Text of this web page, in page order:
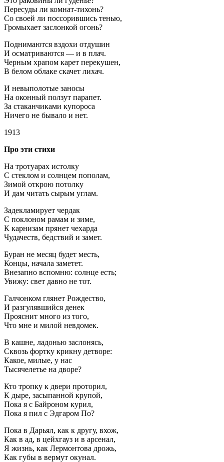
Пересуды ли комнат-тихонь?
Со своей ли поссорившись тенью,
Громыхает заслонкой огонь?
Поднимаются вздохи отдушин
И осматриваются — и в плач.
Черным храпом карет перекушен,
В белом облаке скачет лихач.
И невыполотые заносы
На оконный ползут парапет.
За стаканчиками купороса
Ничего не бывало и нет.
1913
Про эти стихи
На тротуарах истолку
С стеклом и солнцем пополам,
Зимой открою потолку
И дам читать сырым углам.
Задекламирует чердак
С поклоном рамам и зиме,
К карнизам прянет чехарда
Чудачеств, бедствий и замет.
Буран не месяц будет месть,
Концы, начала заметет.
Внезапно вспомню: солнце есть;
Увижу: свет давно не тот.
Галчонком глянет Рождество,
И разгулявшийся денек
Прояснит много из того,
Что мне и милой невдомек.
В кашне, ладонью заслонясь,
Сквозь фортку крикну детворе:
Какое, милые, у нас
Тысячелетье на дворе?
Кто тропку к двери проторил,
К дыре, засыпанной крупой,
Пока я с Байроном курил,
Пока я пил с Эдгаром По?
Пока в Дарьял, как к другу, вхож,
Как в ад, в цейхгауз и в арсенал,
Я жизнь, как Лермонтова дрожь,
Как губы в вермут окунал.